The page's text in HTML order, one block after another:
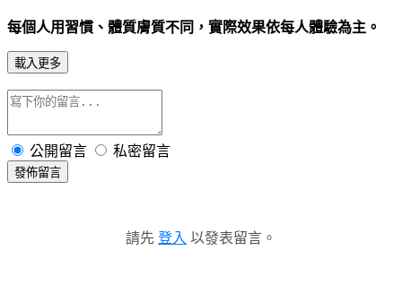
每個人用習慣、體質膚質不同，實際效果依每人體驗為主 。
載入更多
公開留言 私密留言
發佈留言
請先 登入 以發表留言。